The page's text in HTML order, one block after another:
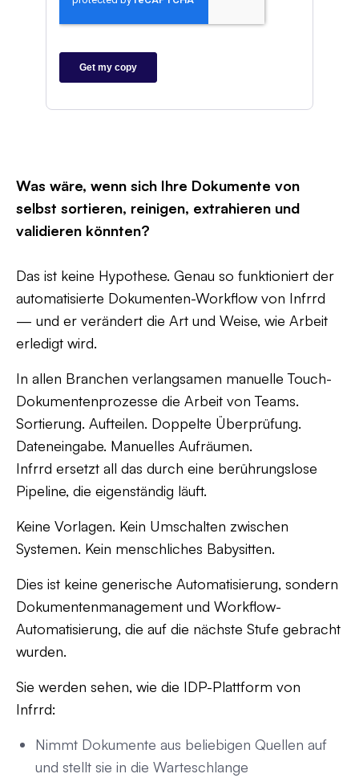
Was wäre, wenn sich Ihre Dokumente von
selbst sortieren, reinigen, extrahieren und
validieren könnten?
Das ist keine Hypothese. Genau so funktioniert der
automatisierte Dokumenten-Workflow von Infrrd
— und er verändert die Art und Weise, wie Arbeit
erledigt wird.
In allen Branchen verlangsamen manuelle Touch-
Dokumentenprozesse die Arbeit von Teams.
Sortierung. Aufteilen. Doppelte Überprüfung.
Dateneingabe. Manuelles Aufräumen.
Infrrd ersetzt all das durch eine berührungslose
Pipeline, die eigenständig läuft.
Keine Vorlagen. Kein Umschalten zwischen
Systemen. Kein menschliches Babysitten.
Dies ist keine generische Automatisierung, sondern
Dokumentenmanagement und Workflow-
Automatisierung, die auf die nächste Stufe gebracht
wurden.
Sie werden sehen, wie die IDP-Plattform von
Infrrd:
Nimmt Dokumente aus beliebigen Quellen auf
und stellt sie in die Warteschlange